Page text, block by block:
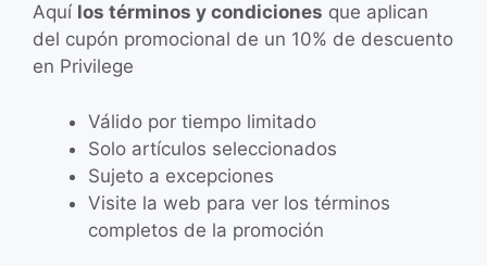
Aquí los términos y condiciones que aplican
del cupón promocional de un 10% de descuento
en Privilege
Válido por tiempo limitado
Solo artículos seleccionados
Sujeto a excepciones
Visite la web para ver los términos
completos de la promoción